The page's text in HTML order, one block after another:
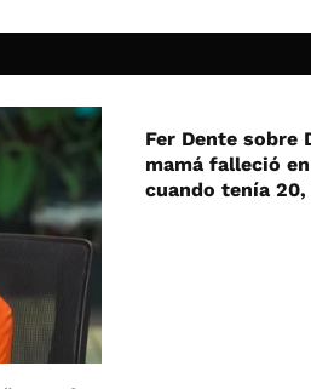
Fer Dente sobre
mamá falleció
cuando tenía